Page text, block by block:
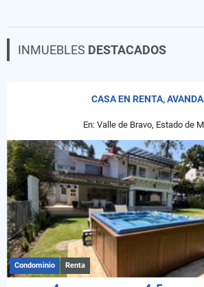
INMUEBLES DESTACADOS
CASA EN RENTA,
En: Valle de Bravo, Estado de
Condominio Renta